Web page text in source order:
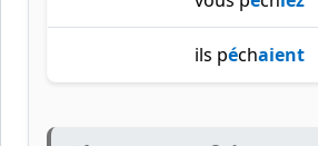
ils péchaient